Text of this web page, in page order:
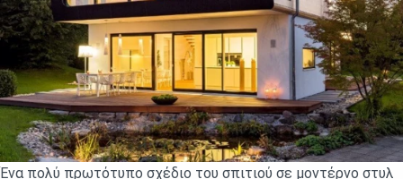
Ένα πολύ πρωτότυπο σχέδιο του σπιτιού σε μοντέρνο στυλ